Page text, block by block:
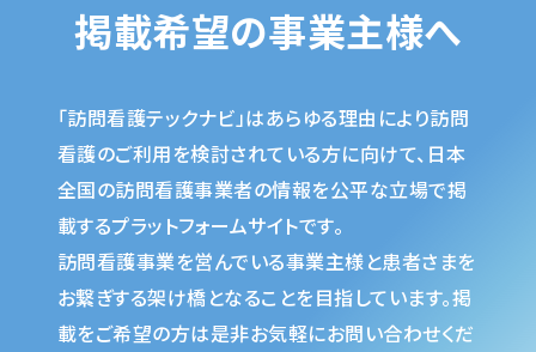
掲載希望の事業主様へ
「訪問看護テックナビ」はあらゆる理由により訪問
看護のご利用を検討されている方に向けて、日本
全国の訪問看護事業者の情報を公平な立場で掲
載するプラットフォームサイトです。
訪問看護事業を営んでいる事業主様と患者さまを
お繋ぎする架け橋となることを目指しています。掲
載をご希望の方は是非お気軽にお問い合わせくだ